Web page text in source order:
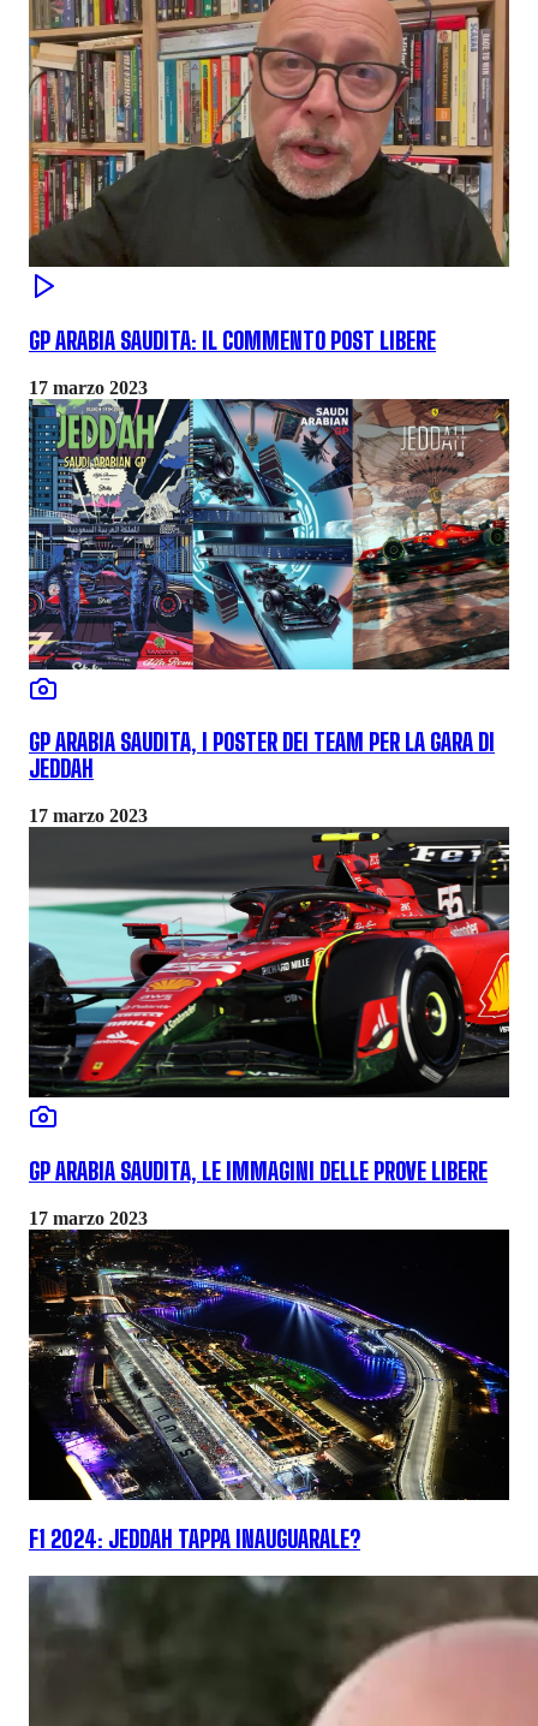
GP ARABIA SAUDITA: IL COMMENTO POST LIBERE
17 marzo 2023
GP ARABIA SAUDITA, I POSTER DEI TEAM PER LA GARA DI
JEDDAH
17 marzo 2023
GP ARABIA SAUDITA, LE IMMAGINI DELLE PROVE LIBERE
17 marzo 2023
F1 2024: JEDDAH TAPPA INAUGUARALE?